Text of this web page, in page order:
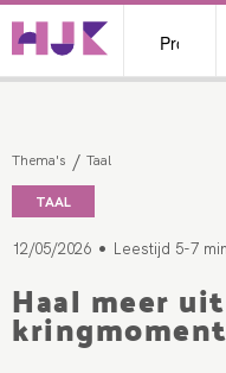
Thema's / Taal
TAAL
12/05/2026 • Leestijd 5-7
Haal meer